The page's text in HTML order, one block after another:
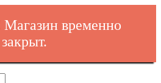
Магазин временно
закрыт.